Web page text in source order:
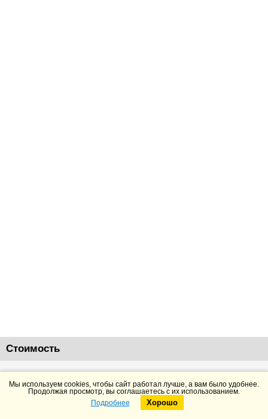
Стоимость
Добавить в корзину
Telegram
Мы используем cookies, чтобы сайт работал лучше, а вам было удобнее.
Продолжая просмотр, вы соглашаетесь с их использованием.
Подробнее
Хорошо